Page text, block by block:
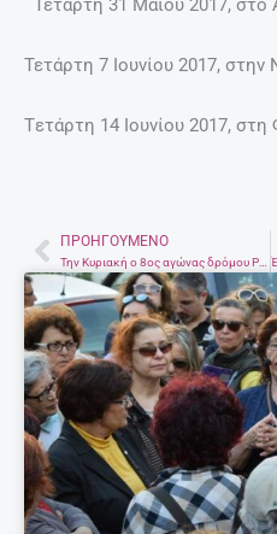
Τετάρτη 31 Μαίου 2017, στο
Τετάρτη 7 Ιουνίου 2017,
Tετάρτη 14 Ιουνίου 2017,
Prev
ΠΡΟΗΓΟΎΜΕΝΟ